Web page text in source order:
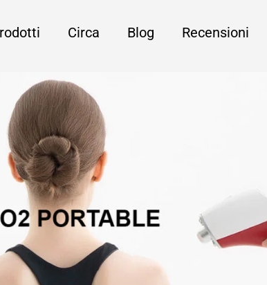
Circa Blog Recensioni